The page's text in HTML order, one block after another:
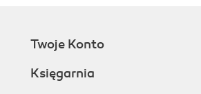
Twoje Konto
Księgarnia